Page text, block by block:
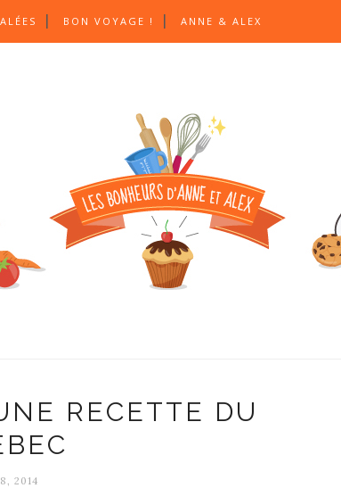
BON VOYAGE ! ANNE & ALEX
RECETTE DU
2014